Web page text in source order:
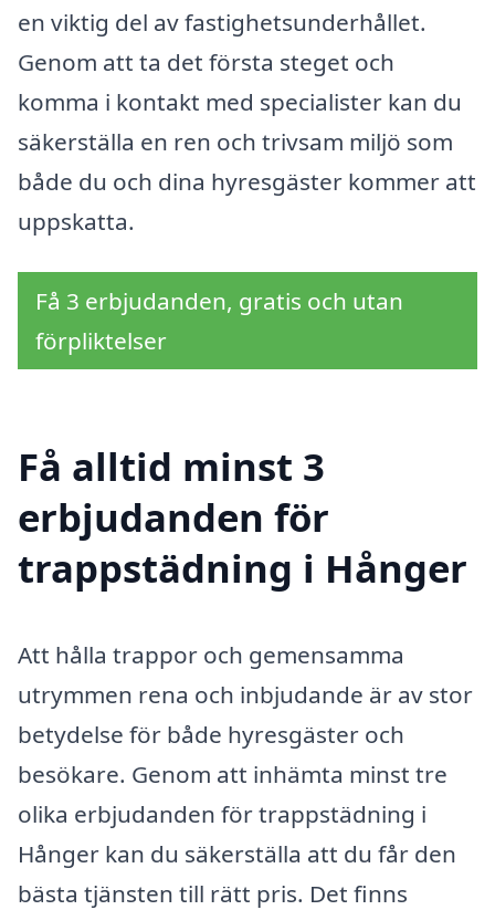
en viktig del av fastighetsunderhållet.
Genom att ta det första steget och
komma i kontakt med specialister kan du
säkerställa en ren och trivsam miljö som
både du och dina hyresgäster kommer att
uppskatta.
Få 3 erbjudanden, gratis och utan
förpliktelser
Få alltid minst 3
erbjudanden för
trappstädning i Hånger
Att hålla trappor och gemensamma
utrymmen rena och inbjudande är av stor
betydelse för både hyresgäster och
besökare. Genom att inhämta minst tre
olika erbjudanden för trappstädning i
Hånger kan du säkerställa att du får den
bästa tjänsten till rätt pris. Det finns